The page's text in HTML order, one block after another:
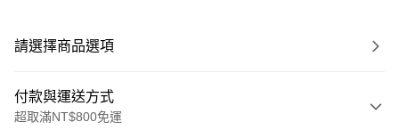
請選擇商品選項
付款與運送方式
超取滿NT$800免運